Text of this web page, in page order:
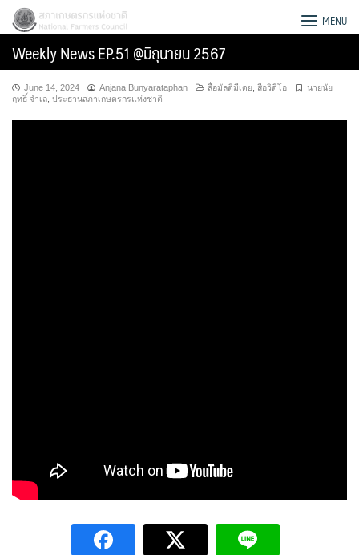
Skip
content
สภาเกษตรกรแห่งชาติ MENU
Weekly News EP.51 @มิถุนายน 2567
June 14, 2024 Anjana Bunyarataphan สื่อมัลติมีเดย สื่อวิดีโอ
นายนัย
ฤทธิ์ จำเล ประธานสภาเกษตรกรแห่งชาติ